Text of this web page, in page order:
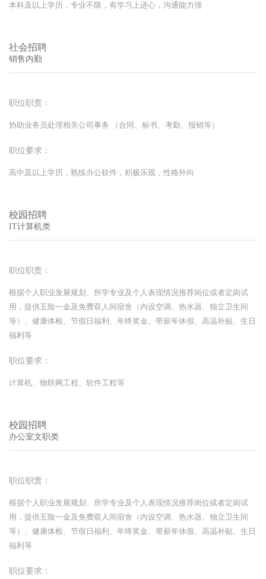
本科及以上学历，专业不限，有学习上进心，沟通能力强
社会招聘
销售内勤
职位职责：
协助业务员处理相关公司事务 （合同、标书、考勤、报销等）
职位要求：
高中及以上学历，熟练办公软件，积极乐观，性格外向
校园招聘
IT计算机类
职位职责：
根据个人职业发展规划、所学专业及个人表现情况推荐岗位或者定岗试
用，提供五险一金及免费双人间宿舍（内设空调、热水器、独立卫生间
等）、健康体检、节假日福利、年终奖金、带薪年休假、高温补贴、生日
福利等
职位要求：
计算机、物联网工程、软件工程等
校园招聘
办公室文职类
职位职责：
根据个人职业发展规划、所学专业及个人表现情况推荐岗位或者定岗试
用，提供五险一金及免费双人间宿舍（内设空调、热水器、独立卫生间
等）、健康体检、节假日福利、年终奖金、带薪年休假、高温补贴、生日
福利等
职位要求：